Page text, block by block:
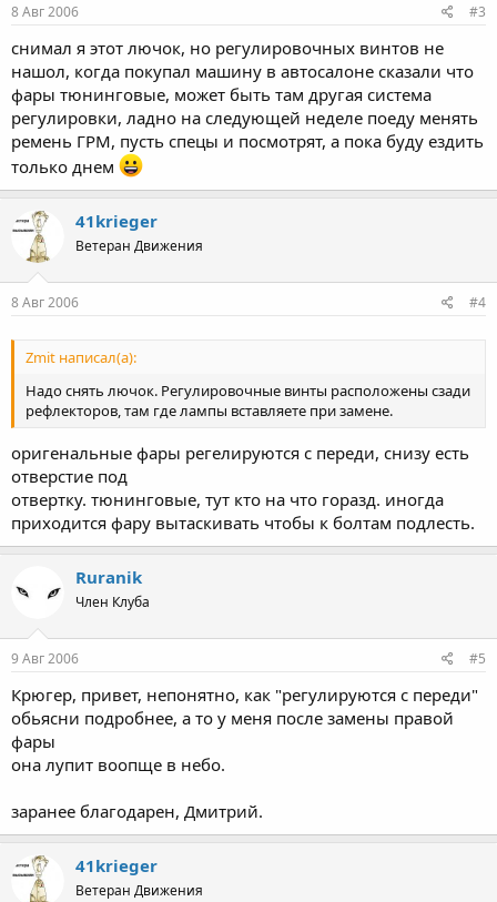
8 Авг 2006 #3
снимал я этот лючок, но регулировочных винтов не
нашол, когда покупал машину в автосалоне сказали что
фары тюнинговые, может быть там другая система
регулировки, ладно на следующей неделе поеду менять
ремень ГРМ, пусть спецы и посмотрят, а пока буду ездить
только днем
41krieger
Ветеран Движения
8 Авг 2006 #4
Zmit написал(а):
Надо снять лючок. Регулировочные винты расположены сзади
рефлекторов, там где лампы вставляете при замене.
оригенальные фары регелируются с переди, снизу есть
отверстие под
отвертку. тюнинговые, тут кто на что горазд. иногда
приходится фару вытаскивать чтобы к болтам подлесть.
Ruranik
Член Клуба
9 Авг 2006 #5
Крюгер, привет, непонятно, как "регулируются с переди"
обьясни подробнее, а то у меня после замены правой
фары
она лупит воопще в небо.
заранее благодарен, Дмитрий.
41krieger
Ветеран Движения